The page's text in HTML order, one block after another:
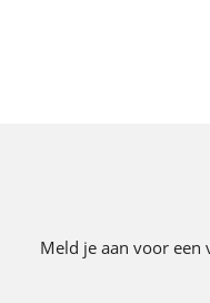
Meld je aan voor een